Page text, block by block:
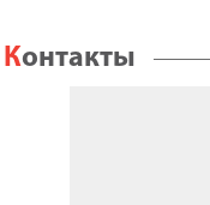
Контакты